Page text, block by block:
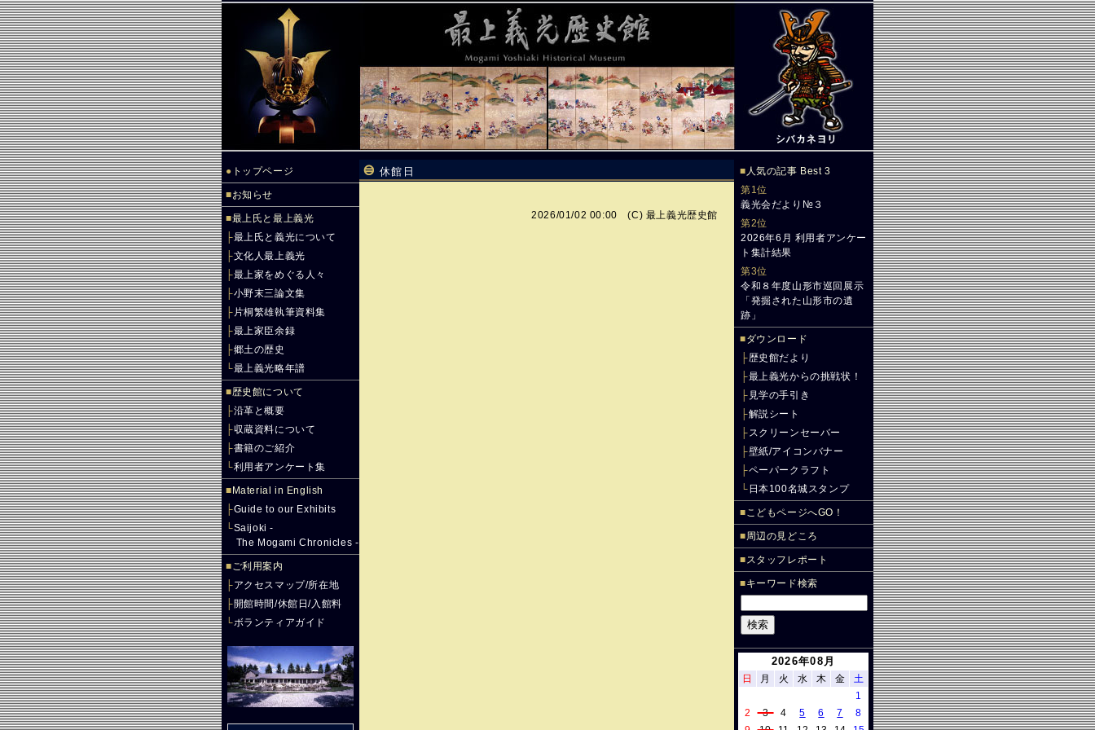
● トップページ
■お知らせ
■最上氏と最上義光
├最上氏と義光について
├文化人最上義光
├最上家をめぐる人々
├小野末三論文集
├ 片桐繁雄執筆資料集
├最上家臣余録
├郷土の歴史
└最上義光略年譜
■歴史館について
├沿革と概要
├収蔵資料について
├書籍のご紹介
└利用者アンケート集
■ Material in English
├Guide to our Exhibits
└Saijoki -
The Mogami Chronicles -
■ご利用案内
├アクセスマップ/所在地
├開館時間/休館日/入館料
└ボランティアガイド
休館日
2026/01/02 00:00 (C) 最上義光歴史館
■ 人気の記事 Best 3
第1位
義光会だより№３
第2位
2026年6月 利用者アンケー
ト集計結果
第3位
令和８年度山形市巡回展示
「発掘された山形市の遺
跡」
■ダウンロード
├歴史館だより
├最上義光からの挑戦状！
├ 見学の手引き
├解説シート
├スクリーンセーバー
├壁紙/アイコンバナー
├ペーパークラフト
└ 日本100名城スタンプ
■こどもページへGO！
■周辺の見どころ
■スタッフレポート
■キーワード検索
2026年08月
日 月 火 水 木 金
土
1
2
3 4 5 6 7
8